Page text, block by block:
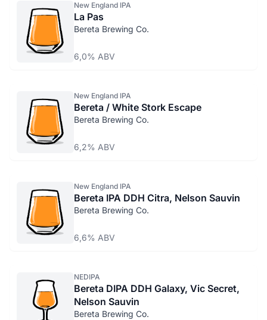
New England IPA
La Pas
Bereta Brewing Co.
6,0% ABV
New England IPA
Bereta / White Stork Escape
Bereta Brewing Co.
6,2% ABV
New England IPA
Bereta IPA DDH Citra, Nelson Sauvin
Bereta Brewing Co.
6,6% ABV
NEDIPA
Bereta DIPA DDH Galaxy, Vic Secret,
Nelson Sauvin
Bereta Brewing Co.